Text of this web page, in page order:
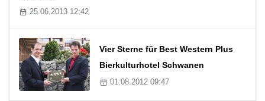
25.06.2013 12:42
Vier Sterne für Best Western Plus
Bierkulturhotel Schwanen
01.08.2012 09:47